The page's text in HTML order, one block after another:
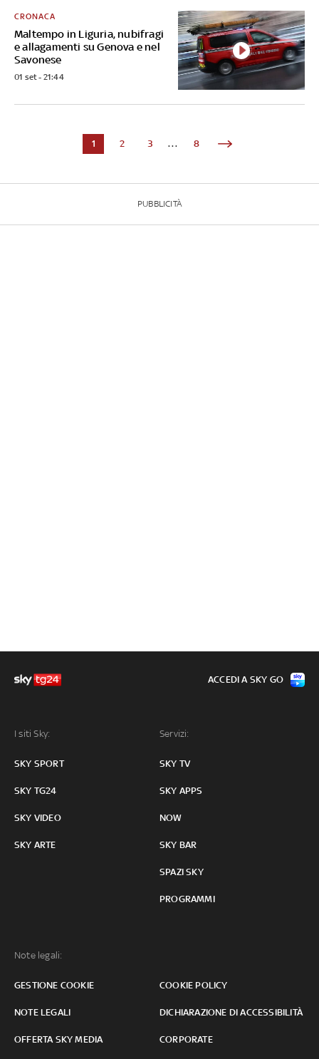
Maltempo in Liguria, nubifragi
e allagamenti su Genova e nel
Savonese
CRONACA
01 set - 21:44
1 2 3 ... 8
PUBBLICITÀ
I siti Sky:
SKY SPORT
SKY TG24
SKY VIDEO
SKY ARTE
Servizi:
SKY TV
SKY APPS
NOW
SKY BAR
SPAZI SKY
PROGRAMMI
Note legali:
GESTIONE COOKIE COOKIE POLICY
NOTE LEGALI DICHIARAZIONE DI ACCESSIBILITÀ
OFFERTA SKY MEDIA CORPORATE
ACCEDI A SKY GO